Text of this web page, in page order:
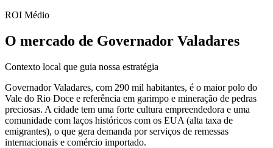
ROI Médio
O mercado de Governador Valadares
Contexto local que guia nossa estratégia
Governador Valadares, com 290 mil habitantes, é o maior polo do
Vale do Rio Doce e referência em garimpo e mineração de pedras
preciosas. A cidade tem uma forte cultura empreendedora e uma
comunidade com laços históricos com os EUA (alta taxa de
emigrantes), o que gera demanda por serviços de remessas
internacionais e comércio importado.